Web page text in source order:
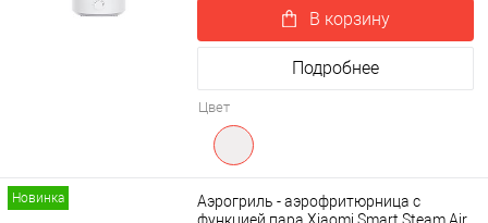
В корзину
Подробнее
Цвет
Новинка
Аэрогриль - аэрофритюрница с